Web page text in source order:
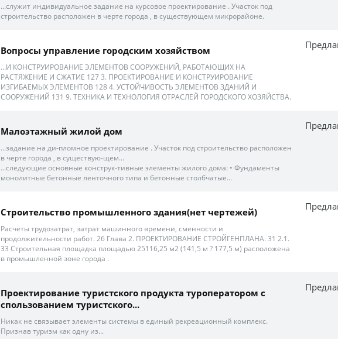
...служит индивидуальное задание на курсовое проектирование . Участок под
строительство расположен в черте города , в существующем микрорайоне.
Вопросы управление городским хозяйством
...И КОНСТРУИРОВАНИЕ ЭЛЕМЕНТОВ СООРУЖЕНИЙ, РАБОТАЮЩИХ НА
РАСТЯЖЕНИЕ И СЖАТИЕ 127 3. ПРОЕКТИРОВАНИЕ И КОНСТРУИРОВАНИЕ
ИЗГИБАЕМЫХ ЭЛЕМЕНТОВ 128 4. УСТОЙЧИВОСТЬ ЭЛЕМЕНТОВ ЗДАНИЙ И
СООРУЖЕНИЙ 131 9. ТЕХНИКА И ТЕХНОЛОГИЯ ОТРАСЛЕЙ ГОРОДСКОГО ХОЗЯЙСТВА.
Малоэтажный жилой дом
...задание на ди-пломное проектирование . Участок под строительство расположен
в черте города , в существую-щем...
...следующие основные конструк-тивные элементы жилого дома: • Фундаменты
монолитные бетонные ленточного типа и бетонные столбчатые...
Строительство промышленного здания(нет чертежей)
Расчеты трудозатрат, затрат машинного времени, сменности и
продолжительности работ. 26 Глава 2. ПРОЕКТИРОВАНИЕ СТРОЙГЕНПЛАНА. 31 2.1.
33 Строительная площадка площадью 25116,25 м2 (141,5 м ? 177,5 м) расположена
в промышленной зоне города .
Проектирование туристского продукта туроператором с
спользованием туристского...
Никак не связывает элементы системы в единый рекреационный комплекс.
Признав туризм как одну из...